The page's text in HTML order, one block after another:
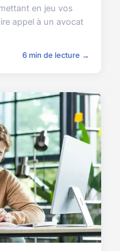
en jeu vos
appel à un avocat
6 min de lecture →